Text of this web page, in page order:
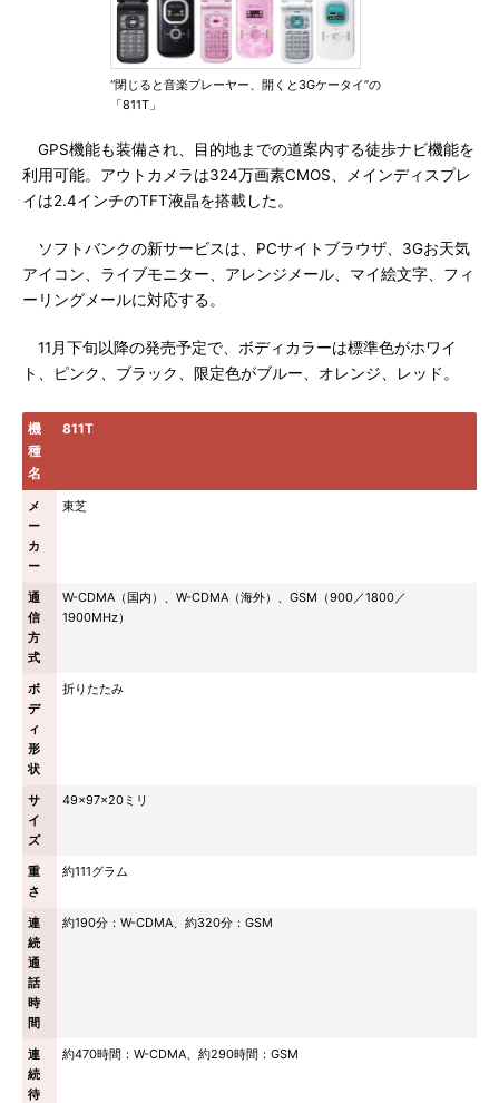
“閉じると音楽プレーヤー、開くと3Gケータイ”の
「811T」
GPS機能も装備され、目的地までの道案内する徒歩ナビ機能を
利用可能。アウトカメラは324万画素CMOS、メインディスプレ
イは2.4インチのTFT液晶を搭載した。
ソフトバンクの新サービスは、PCサイトブラウザ、3Gお天気
アイコン、ライブモニター、アレンジメール、マイ絵文字、フィ
ーリングメールに対応する。
11月下旬以降の発売予定で、ボディカラーは標準色がホワイ
ト、ピンク、ブラック、限定色がブルー、オレンジ、レッド。
機
種
名
811T
メ
ー
カ
ー
東芝
通
信
方
式
W-CDMA（国内）、W-CDMA（海外）、GSM（900／1800／
1900MHz）
ボ
デ
ィ
形
状
折りたたみ
サ
イ
ズ
49×97×20ミリ
重
さ
約111グラム
連
続
通
話
時
間
約190分：W-CDMA、約320分：GSM
連
続
待
約470時間：W-CDMA、約290時間：GSM